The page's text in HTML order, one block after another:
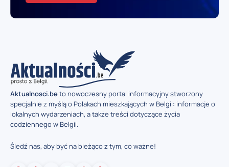
Aktualnosci.beto nowoczesny portal informacyjny stworzony
specjalnie z myślą o Polakach mieszkających w Belgii: informacje o
lokalnych wydarzeniach, a także treści dotyczące życia
codziennego w Belgii.
Śledź nas, aby być na bieżąco z tym, co ważne!